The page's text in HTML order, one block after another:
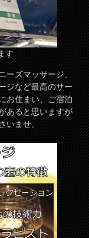
す
ーズマッサージ、
ジなど最高のサー
お住まい、ご宿泊
あると思いますが
いませ。